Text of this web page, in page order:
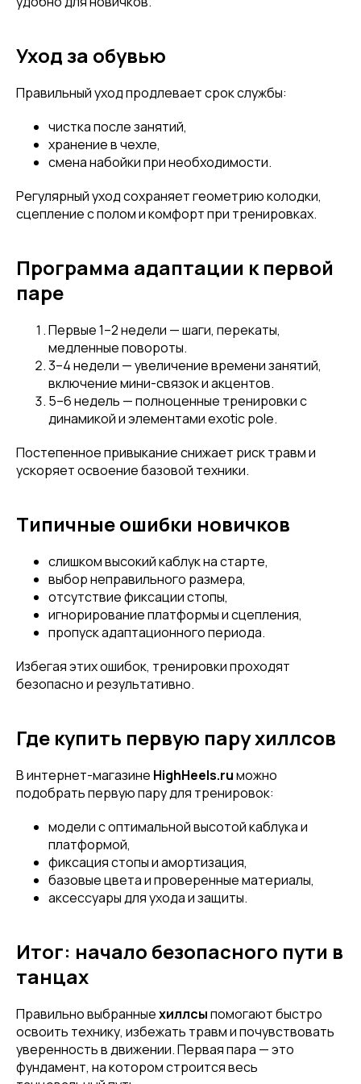
покупку! Подпишись на нашу рассылку
...и узнавай об акциях первой!
Email
Уход за обувью
Правильный уход продлевает срок службы:
чистка после занятий,
хранение в чехле,
смена набойки при необходимости.
Регулярный уход сохраняет геометрию колодки,
сцепление с полом и комфорт при тренировках.
Программа адаптации к первой
паре
Первые 1–2 недели — шаги, перекаты,
медленные повороты.
3–4 недели — увеличение времени занятий,
включение мини-связок и акцентов.
5–6 недель — полноценные тренировки с
динамикой и элементами exotic pole.
Постепенное привыкание снижает риск травм и
ускоряет освоение базовой техники.
Типичные ошибки новичков
слишком высокий каблук на старте,
выбор неправильного размера,
отсутствие фиксации стопы,
игнорирование платформы и сцепления,
пропуск адаптационного периода.
Избегая этих ошибок, тренировки проходят
безопасно и результативно.
Где купить первую пару хиллсов
В интернет-магазине HighHeels.ruможно
подобрать первую пару для тренировок:
модели с оптимальной высотой каблука и
платформой,
фиксация стопы и амортизация,
базовые цвета и проверенные материалы,
аксессуары для ухода и защиты.
Итог: начало безопасного пути в
танцах
Правильно выбранныехиллсыпомогают быстро
освоить технику, избежать травм и почувствовать
уверенность в движении. Первая пара — это
фундамент, на котором строится весь